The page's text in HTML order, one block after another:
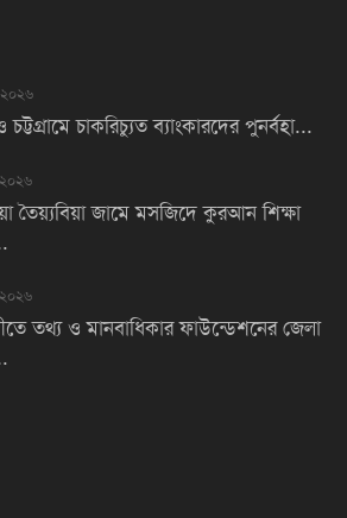
চট্টগ্রামে চাকরিচ্যুত ব্যাংকারদের পুনর্বহা...
তৈয়্যবিয়া জামে মসজিদে কুরআন শিক্ষা
তথ্য ও মানবাধিকার ফাউন্ডেশনের জেলা